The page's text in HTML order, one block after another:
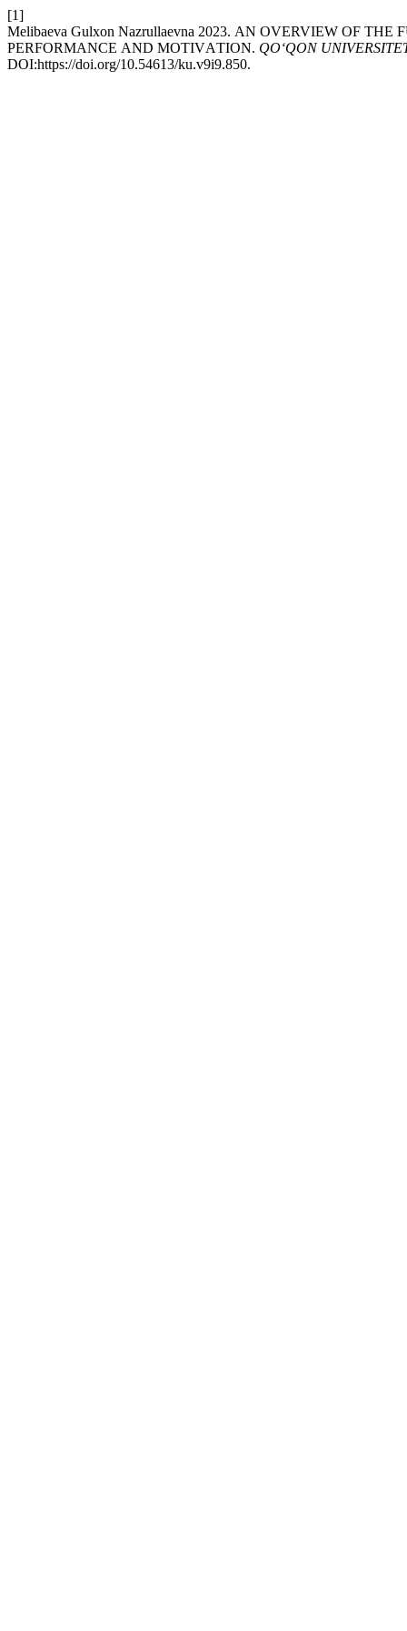
[1]
Melibаevа Gulxоn Nаzrullаevnа 2023. АN ОVERVIEW ОF
PERFОRMАNСE АND MОTIVАTIОN. QO‘QON
DOI:https://doi.org/10.54613/ku.v9i9.850.